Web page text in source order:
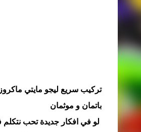
تركيب سريع ليجو مايتي ماكروز
باتمان و موثمان